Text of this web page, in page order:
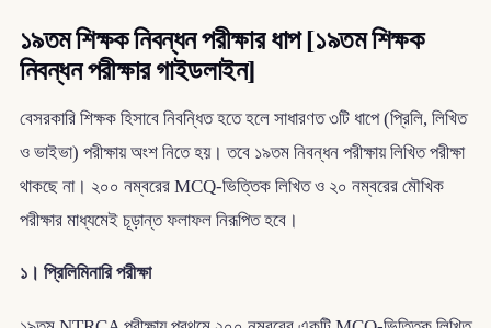
১৯তম শিক্ষক নিবন্ধন পরীক্ষার ধাপ [১৯তম শিক্ষক
নিবন্ধন পরীক্ষার গাইডলাইন]
বেসরকারি শিক্ষক হিসাবে নিবন্ধিত হতে হলে সাধারণত ৩টি ধাপে (প্রিলি, লিখিত
ও ভাইভা) পরীক্ষায় অংশ নিতে হয়। তবে ১৯তম নিবন্ধন পরীক্ষায় লিখিত পরীক্ষা
থাকছে না। ২০০ নম্বরের MCQ-ভিত্তিক লিখিত ও ২০ নম্বরের মৌখিক
পরীক্ষার মাধ্যমেই চূড়ান্ত ফলাফল নিরূপিত হবে।
১। প্রিলিমিনারি পরীক্ষা